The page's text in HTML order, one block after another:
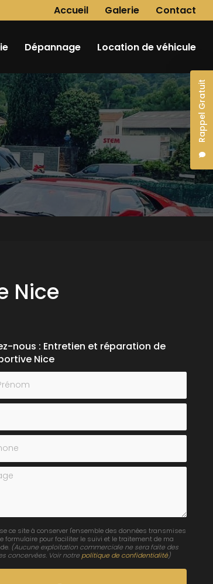
Navigation secondaire
Accueil Galerie Contact
Rappel Gratuit
Dépannage Location de véhicule
Nice
nous : Entretien et réparation de
Nice
ce site à conserver l'ensemble des données transmises
formulaire pour faciliter le suivi et le traitement de ma
(Aucune exploitation commerciale ne sera faite des
concervées. Voir notre politique de confidentialité)